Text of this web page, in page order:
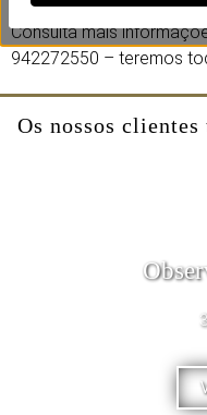
Consulta mais
942272550 – teremos
Os nossos clientes